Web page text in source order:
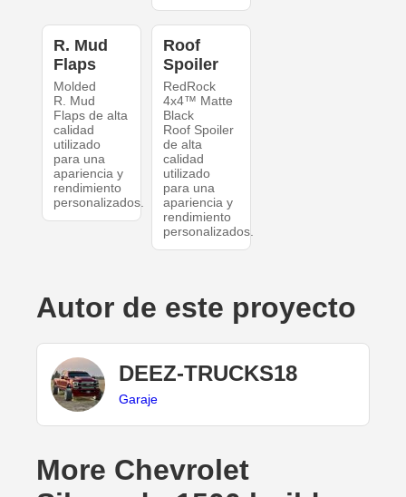
R. Mud
Flaps
Molded
R. Mud
Flaps de alta
calidad
utilizado
para una
apariencia y
rendimiento
personalizados.
Roof
Spoiler
RedRock
4x4™ Matte
Black
Roof Spoiler
de alta
calidad
utilizado
para una
apariencia y
rendimiento
personalizados.
Autor de este proyecto
DEEZ-TRUCKS18
Garaje
More Chevrolet